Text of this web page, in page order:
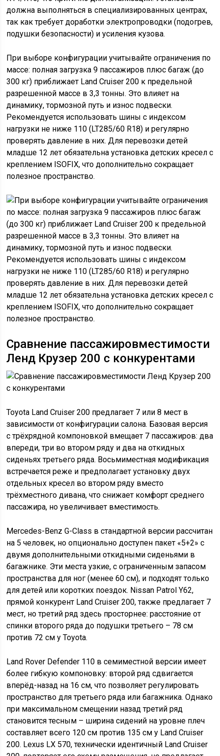
должна выполняться в специализированных центрах,
так как требует доработки электропроводки (подогрев,
подушки безопасности) и усиления кузова.
При выборе конфигурации учитывайте ограничения по
массе: полная загрузка 9 пассажиров плюс багаж (до
300 кг) приближает Land Cruiser 200 к предельной
разрешенной массе в 3,3 тонны. Это влияет на
динамику, тормозной путь и износ подвески.
Рекомендуется использовать шины с индексом
нагрузки не ниже 110 (LT285/60 R18) и регулярно
проверять давление в них. Для перевозки детей
младше 12 лет обязательна установка детских кресел с
креплением ISOFIX, что дополнительно сокращает
полезное пространство.
Сравнение пассажировместимости
Ленд Крузер 200 с конкурентами
Toyota Land Cruiser 200 предлагает 7 или 8 мест в
зависимости от конфигурации салона. Базовая версия
с трёхрядной компоновкой вмещает 7 пассажиров: два
впереди, три во втором ряду и два на откидных
сиденьях третьего ряда. Восьмиместная модификация
встречается реже и предполагает установку двух
отдельных кресел во втором ряду вместо
трёхместного дивана, что снижает комфорт среднего
пассажира, но увеличивает вместимость.
Mercedes-Benz G-Class в стандартной версии рассчитан
на 5 человек, но опционально доступен пакет «5+2» с
двумя дополнительными откидными сиденьями в
багажнике. Эти места узкие, с ограниченным запасом
пространства для ног (менее 60 см), и подходят только
для детей или коротких поездок. Nissan Patrol Y62,
прямой конкурент Land Cruiser 200, также предлагает 7
мест, но третий ряд здесь просторнее: расстояние от
спинки второго ряда до подушки третьего – 78 см
против 72 см у Toyota.
Land Rover Defender 110 в семиместной версии имеет
более гибкую компоновку: второй ряд сдвигается
вперёд-назад на 16 см, что позволяет регулировать
пространство для третьего ряда или багажника. Однако
при максимальном смещении назад третий ряд
становится тесным – ширина сидений на уровне плеч
составляет всего 120 см против 135 см у Land Cruiser
200. Lexus LX 570, технически идентичный Land Cruiser